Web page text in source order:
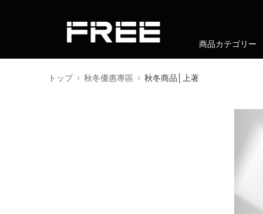
商品カテゴリー
トップ 秋冬優惠專區 秋冬商品│上著